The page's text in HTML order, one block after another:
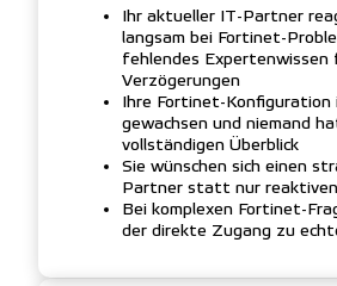
Ihr aktueller IT-Partner
langsam bei Fortinet-
fehlendes
Verzögerungen
Ihre Fortinet-Konfiguration
gewachsen und niemand
vollständigen Überblick
Sie wünschen sich einen
Partner statt nur
Bei komplexen Fortinet-
der direkte Zugang zu